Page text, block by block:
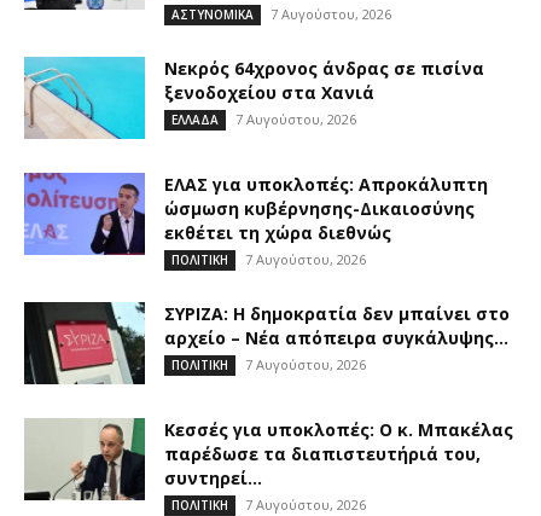
ΑΣΤΥΝΟΜΙΚΑ 7 Αυγούστου, 2026
Νεκρός 64χρονος άνδρας σε πισίνα
ξενοδοχείου στα Χανιά
ΕΛΛΑΔΑ 7 Αυγούστου, 2026
ΕΛΑΣ για υποκλοπές: Απροκάλυπτη
ώσμωση κυβέρνησης-Δικαιοσύνης
εκθέτει τη χώρα διεθνώς
ΠΟΛΙΤΙΚΗ 7 Αυγούστου, 2026
ΣΥΡΙΖΑ: Η δημοκρατία δεν μπαίνει στο
αρχείο – Νέα απόπειρα συγκάλυψης...
ΠΟΛΙΤΙΚΗ 7 Αυγούστου, 2026
Κεσσές για υποκλοπές: Ο κ. Μπακέλας
παρέδωσε τα διαπιστευτήριά του,
συντηρεί...
ΠΟΛΙΤΙΚΗ 7 Αυγούστου, 2026